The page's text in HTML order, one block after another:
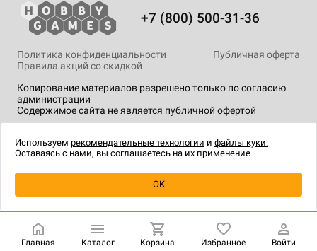
Уведомить о наличии
+7 (800) 500-31-36
Копирование материалов разрешено только по согласию
администрации
Содержимое сайта не является публичной офертой
Политика конфиденциальности
Публичная оферта
Правила акций со скидкой
технологии.
Главная Каталог Корзина Избранное Войти
Используем рекомендательные технологии и файлы куки.
Оставаясь с нами, вы соглашаетесь на их применение
OK